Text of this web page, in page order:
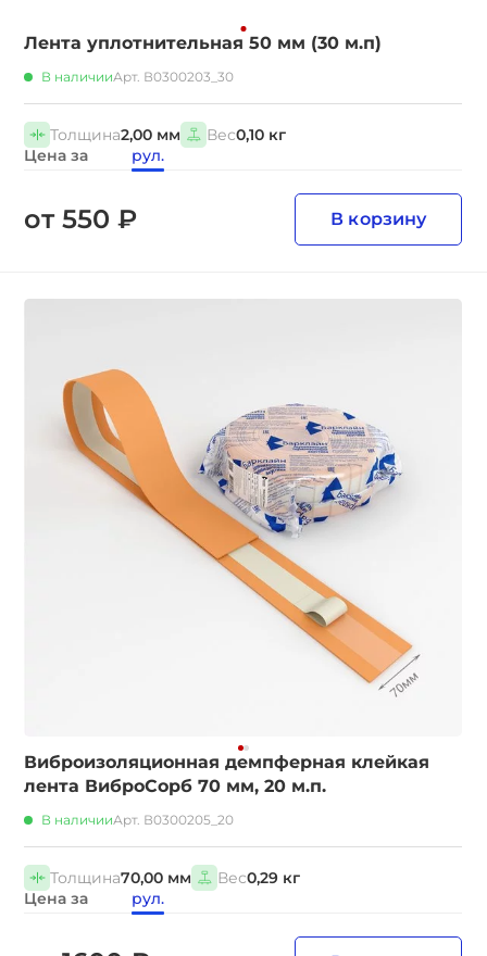
Лента уплотнительная 50 мм (30 м.п)
В наличииАрт. В0300203_30
Толщина2,00 мм Вес0,10 кг
Цена за
рул.
от 550 ₽ В корзину
Виброизоляционная демпферная клейкая
лента ВиброСорб 70 мм, 20 м.п.
В наличииАрт. В0300205_20
Толщина70,00 мм Вес0,29 кг
Цена за
рул.